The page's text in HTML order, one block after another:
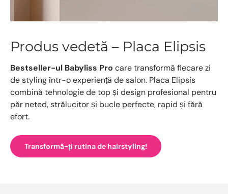
Produs vedetă – Placa Elipsis
Bestseller-ul Babyliss Pro care transformă fiecare zi
de styling într-o experiență de salon. Placa Elipsis
combină tehnologie de top și design profesional pentru
păr neted, strălucitor și bucle perfecte, rapid și fără
efort.
Transformă-ți rutina de hairstyling!